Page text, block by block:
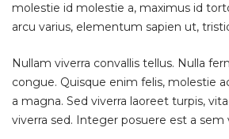
molestie id molestie a, maximus id
arcu varius, elementum sapien ut,
Nullam viverra convallis tellus. Nulla
congue. Quisque enim felis, molestie
a magna. Sed viverra laoreet turpis,
viverra sed. Integer posuere est a sem